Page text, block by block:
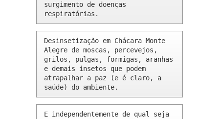
surgimento de doenças
respiratórias.
Desinsetização em Chácara Monte
Alegre de moscas, percevejos,
grilos, pulgas, formigas, aranhas
e demais insetos que podem
atrapalhar a paz (e é claro, a
saúde) do ambiente.
E independentemente de qual seja